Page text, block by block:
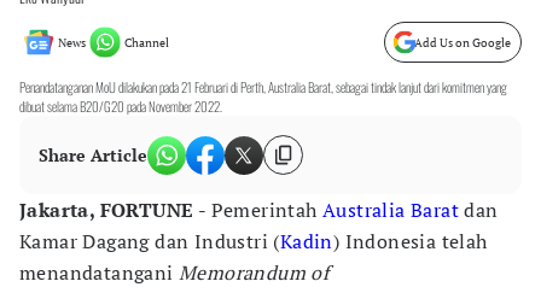
News Channel Add Us on Google
Penandatanganan MoU dilakukan pada 21 Februari di Perth, Australia Barat, sebagai tindak lanjut dari komitmen yang
dibuat selama B20/G20 pada November 2022.
Share Article
Jakarta, FORTUNE - PemerintahAustralia Baratdan
Kamar Dagang dan Industri (Kadin) Indonesia telah
menandatanganiMemorandum of